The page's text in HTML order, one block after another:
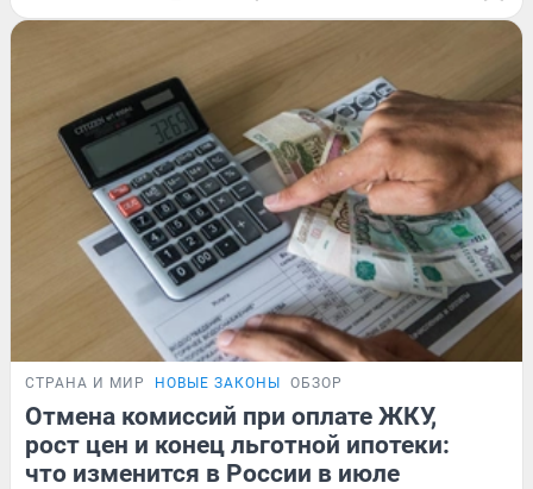
СТРАНА И МИР НОВЫЕ ЗАКОНЫ ОБЗОР
Отмена комиссий при оплате ЖКУ,
рост цен и конец льготной ипотеки:
что изменится в России в июле